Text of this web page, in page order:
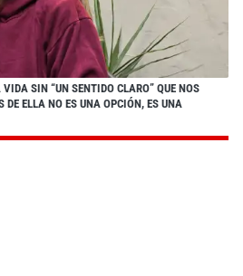
SIN “UN SENTIDO CLARO” QUE NOS
DE ELLA NO ES UNA OPCIÓN, ES UNA